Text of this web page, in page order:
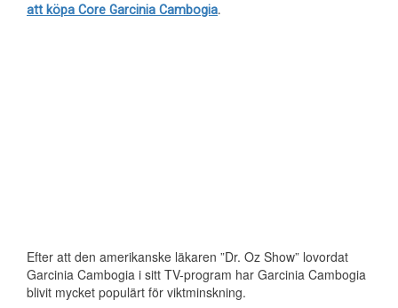
att köpa Core Garcinia Cambogia.
Efter att den amerikanske läkaren ”Dr. Oz Show” lovordat
Garcinia Cambogia i sitt TV-program har Garcinia Cambogia
blivit mycket populärt för viktminskning.